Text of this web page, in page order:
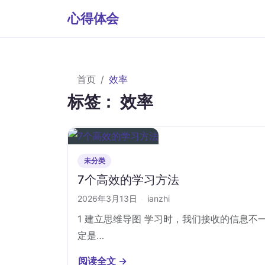
心得体会
首页 效率
标签： 效率
未分类
7个高效的学习方法
2026年3月13日 ianzhi
1 建立思维导图 学习时，我们接收的信息不
定是…
阅读全文 →